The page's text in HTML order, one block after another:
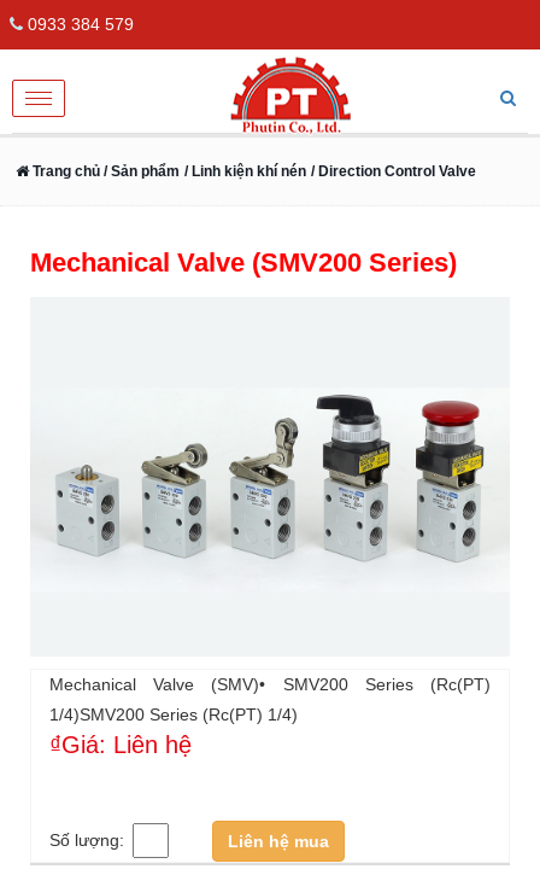
0933 384 579
Toggle
navigation
Trang chủ / Sản phẩm / Linh kiện khí nén / Direction Control Valve
Mechanical Valve (SMV200 Series)
Mechanical Valve (SMV)• SMV200 Series (Rc(PT)
1/4)SMV200 Series (Rc(PT) 1/4)
₫Giá: Liên hệ
Số lượng: Liên hệ mua